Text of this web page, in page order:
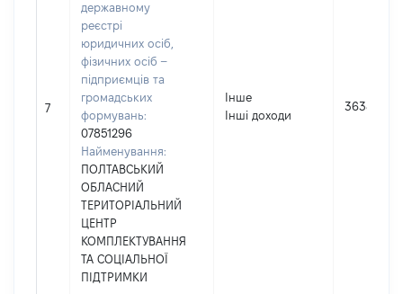
7
державному
реєстрі
юридичних осіб,
фізичних осіб –
підприємців та
громадських
формувань:
07851296
Найменування:
ПОЛТАВСЬКИЙ
ОБЛАСНИЙ
ТЕРИТОРІАЛЬНИЙ
ЦЕНТР
КОМПЛЕКТУВАННЯ
ТА СОЦІАЛЬНОЇ
ПІДТРИМКИ
Інше
Інші доходи
36381